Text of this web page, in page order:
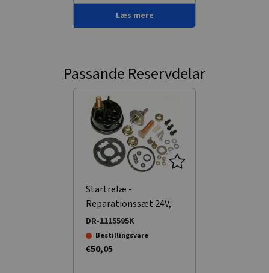
Læs mere
Passande Reservdelar
Startrelæ -
Reparationssæt 24V,
42MT
DR-1115595K
Bestillingsvare
€50,05